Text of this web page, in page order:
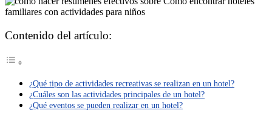
Contenido del artículo:
¿Qué tipo de actividades recreativas se realizan en un hotel?
¿Cuáles son las actividades principales de un hotel?
¿Qué eventos se pueden realizar en un hotel?